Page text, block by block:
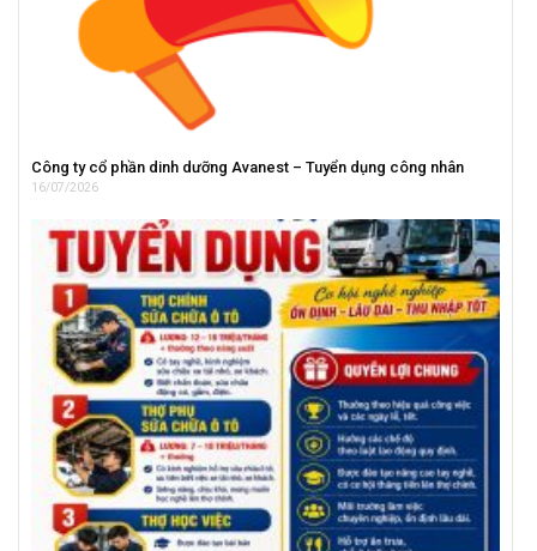
Công ty cổ phần dinh dưỡng Avanest – Tuyển dụng công nhân
16/07/2026